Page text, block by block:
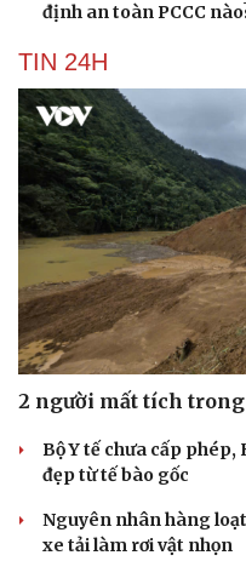
định an toàn PCCC
TIN 24H
2 người mất tích trong
Bộ Y tế chưa cấp phép,
đẹp từ tế bào gốc
Nguyên nhân hàng
xe tải làm rơi vật nhọn